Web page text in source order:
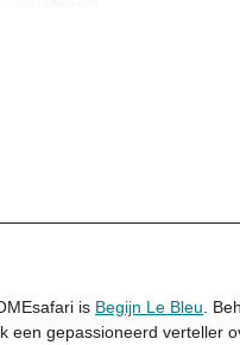
is Begijn Le Bleu.
een gepassioneerd verteller